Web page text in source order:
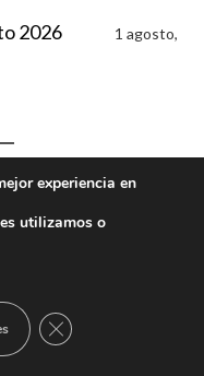
2026
1 agosto,
LOCAL
experiencia en
utilizamos o
CERRAR EL